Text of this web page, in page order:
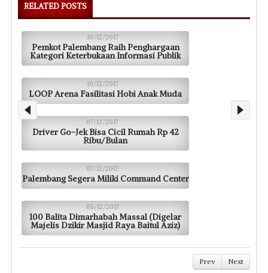
RELATED POSTS
10/12/2017
Pemkot Palembang Raih Penghargaan
Kategori Keterbukaan Informasi Publik
10/12/2017
LOOP Arena Fasilitasi Hobi Anak Muda
07/12/2017
Driver Go-Jek Bisa Cicil Rumah Rp 42
Ribu/Bulan
07/12/2017
Palembang Segera Miliki Command Center
05/12/2017
100 Balita Dimarhabah Massal (Digelar
Majelis Dzikir Masjid Raya Baitul Aziz)
Prev Next